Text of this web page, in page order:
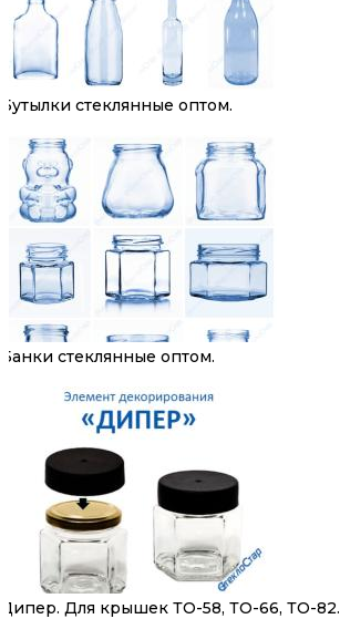
Бутылки стеклянные оптом.
Банки стеклянные оптом.
Дипер. Для крышек ТО-58, ТО-66, ТО-82.